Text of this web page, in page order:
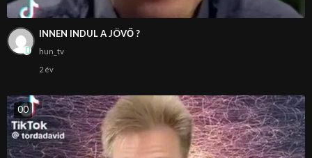
INNEN INDUL A JÖVŐ ?
hun_tv
2 év
00